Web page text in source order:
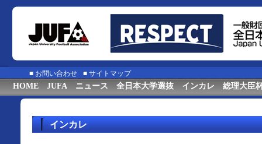
■ お問い合わせ ■ サイトマップ
HOME JUFA ニュース 全日本大学選抜 インカレ 総理大臣
インカレ